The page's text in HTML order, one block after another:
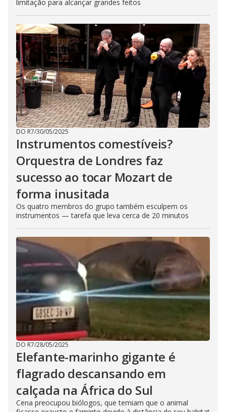
limitação para alcançar grandes feitos
DO R7/30/05/2025
Instrumentos comestíveis?
Orquestra de Londres faz
sucesso ao tocar Mozart de
forma inusitada
Os quatro membros do grupo também esculpem os
instrumentos — tarefa que leva cerca de 20 minutos
DO R7/28/05/2025
Elefante-marinho gigante é
flagrado descansando em
calçada na África do Sul
Cena preocupou biólogos, que temiam que o animal